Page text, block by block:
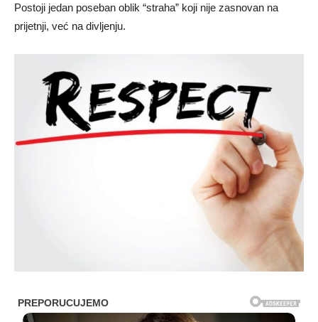
Postoji jedan poseban oblik “straha” koji nije zasnovan na
prijetnji, već na divljenju.